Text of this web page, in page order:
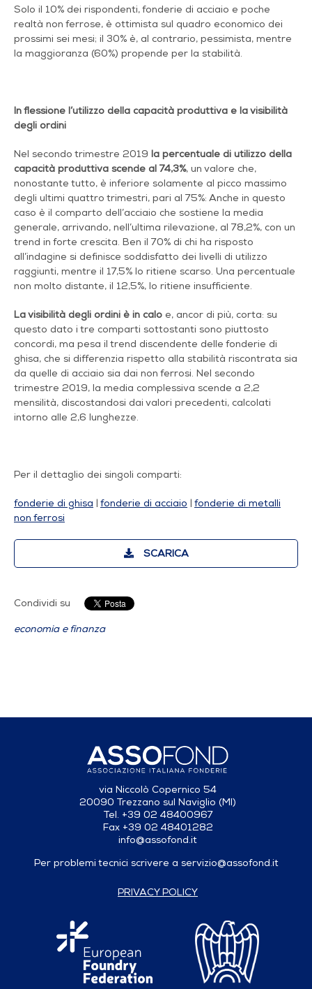
Solo il 10% dei rispondenti, fonderie di acciaio e poche
realtà non ferrose, è ottimista sul quadro economico dei
prossimi sei mesi; il 30% è, al contrario, pessimista, mentre
la maggioranza (60%) propende per la stabilità.
In flessione l’utilizzo della capacità produttiva e la visibilità
degli ordini
Nel secondo trimestre 2019 la percentuale di utilizzo della
capacità produttiva scende al 74,3%, un valore che,
nonostante tutto, è inferiore solamente al picco massimo
degli ultimi quattro trimestri, pari al 75%: Anche in questo
caso è il comparto dell’acciaio che sostiene la media
generale, arrivando, nell’ultima rilevazione, al 78,2%, con un
trend in forte crescita. Ben il 70% di chi ha risposto
all’indagine si definisce soddisfatto dei livelli di utilizzo
raggiunti, mentre il 17,5% lo ritiene scarso. Una percentuale
non molto distante, il 12,5%, lo ritiene insufficiente.
La visibilità degli ordini è in calo e, ancor di più, corta: su
questo dato i tre comparti sottostanti sono piuttosto
concordi, ma pesa il trend discendente delle fonderie di
ghisa, che si differenzia rispetto alla stabilità riscontrata sia
da quelle di acciaio sia dai non ferrosi. Nel secondo
trimestre 2019, la media complessiva scende a 2,2
mensilità, discostandosi dai valori precedenti, calcolati
intorno alle 2,6 lunghezze.
Per il dettaglio dei singoli comparti:
fonderie di ghisa | fonderie di acciaio | fonderie di metalli
non ferrosi
SCARICA
Condividi su
economia e finanza
via Niccolò Copernico 54
20090 Trezzano sul Naviglio (MI)
Tel. +39 02 48400967
Fax +39 02 48401282
info@assofond.it
Per problemi tecnici scrivere a servizio@assofond.it
PRIVACY POLICY